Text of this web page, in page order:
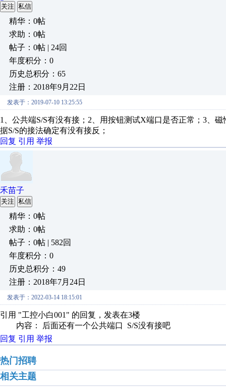
关注 私信
精华：0帖
求助：0帖
帖子：0帖 | 24回
年度积分：0
历史总积分：65
注册：2018年9月22日
发表于：2019-07-10 13:25:55
1、公共端S/S有没有接；2、用按钮测试X端口是否正常；3、
据S/S的接法确定有没有接反；
回复 引用 举报
禾苗子
关注 私信
精华：0帖
求助：0帖
帖子：0帖 | 582回
年度积分：0
历史总积分：49
注册：2018年7月24日
发表于：2022-03-14 18:15:01
引用 "工控小白001" 的回复，发表在3楼
内容： 后面还有一个公共端口 S/S没有接吧
回复 引用 举报
热门招聘
相关主题